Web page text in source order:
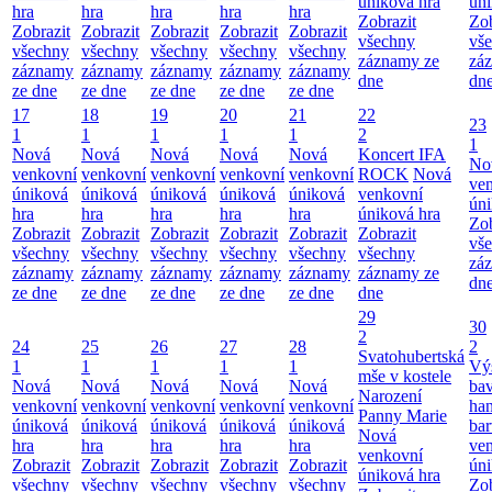
hra
Zobrazit
všechny
záznamy
ze dne
hra
Zobrazit
všechny
záznamy
ze dne
hra
Zobrazit
všechny
záznamy
ze dne
hra
Zobrazit
všechny
záznamy
ze dne
hra
Zobrazit
všechny
záznamy
ze dne
Zobrazit
všechny
záznamy ze
dne
17
1
Nová
venkovní
úniková
hra
Zobrazit
všechny
záznamy
ze dne
18
1
Nová
venkovní
úniková
hra
Zobrazit
všechny
záznamy
ze dne
19
1
Nová
venkovní
úniková
hra
Zobrazit
všechny
záznamy
ze dne
20
1
Nová
venkovní
úniková
hra
Zobrazit
všechny
záznamy
ze dne
21
1
Nová
venkovní
úniková
hra
Zobrazit
všechny
záznamy
ze dne
22
2
Koncert IFA
ROCK Nová
venkovní
úniková hra
Zobrazit
všechny
záznamy ze
dne
23
1
24
1
Nová
venkovní
úniková
hra
Zobrazit
všechny
25
1
Nová
venkovní
úniková
hra
Zobrazit
všechny
26
1
Nová
venkovní
úniková
hra
Zobrazit
všechny
27
1
Nová
venkovní
úniková
hra
Zobrazit
všechny
28
1
Nová
venkovní
úniková
hra
Zobrazit
všechny
29
2
Svatohubertská
mše v kostele
Narození
Panny Marie
Nová
venkovní
úniková hra
30
2